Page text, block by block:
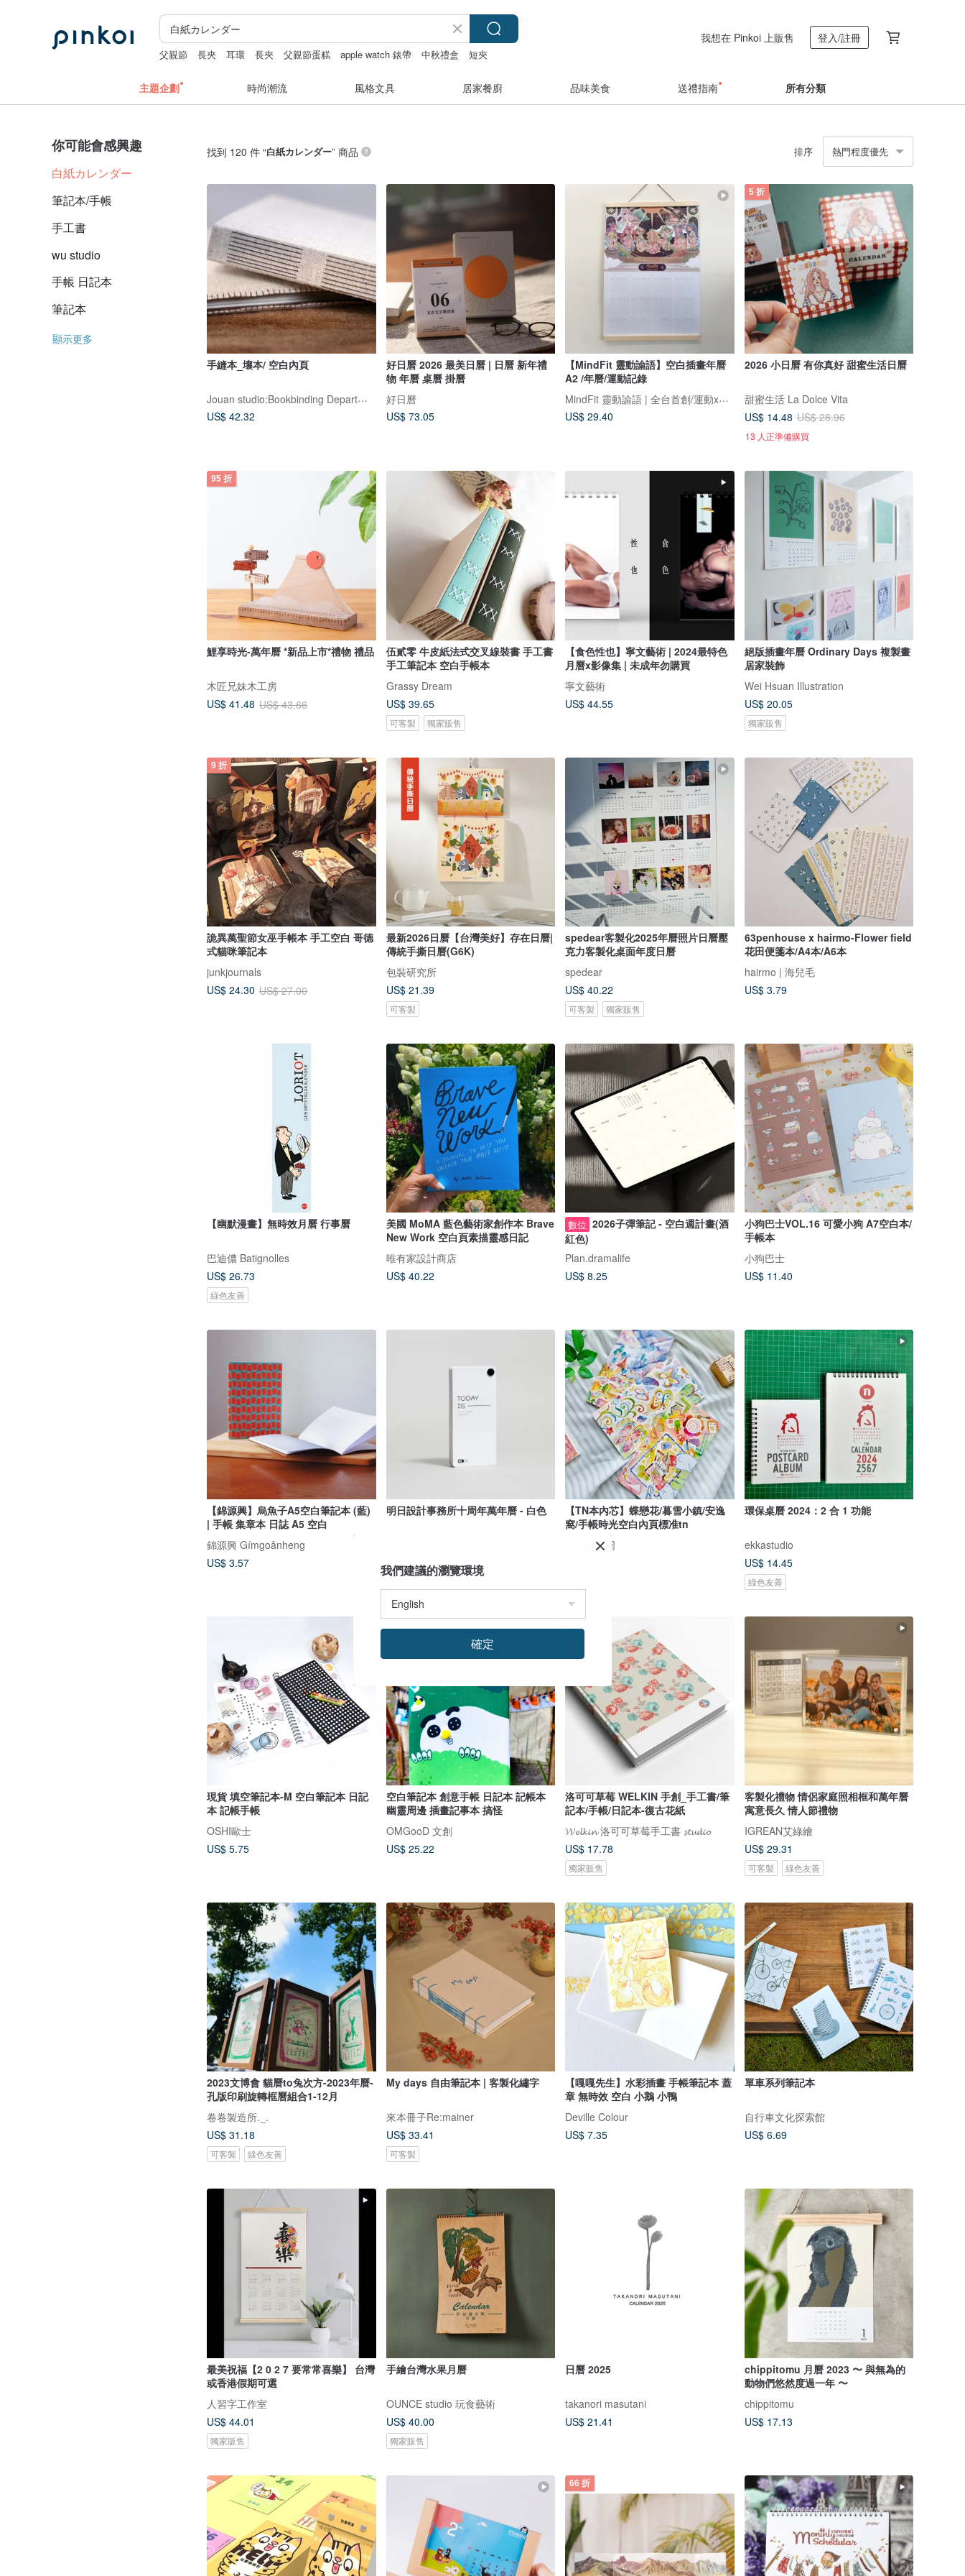
父親節 長夾 耳環 長夾 父親節蛋糕 apple watch 錶帶 中秋禮盒 短夾
我想在 Pinkoi 上販售 登入/註冊
主題企劃 時尚潮流 風格文具 居家餐廚 品味美食 送禮指南 所有分類
你可能會感興趣
白紙カレンダー
筆記本/手帳
手工書
wu studio
手帳 日記本
筆記本
顯示更多
找到 120 件 “白紙カレンダー” 商品 排序 熱門程度優先
手縫本_壤本/ 空白內頁
Jouan studio:Bookbinding Department
US$ 42.32
好日曆 2026 最美日曆 | 日曆 新年禮
物 年曆 桌曆 掛曆
好日曆
US$ 73.05
【MindFit 靈動諭語】空白插畫年曆
A2 /年曆/運動記錄
MindFit 靈動諭語 | 全台首創/運動x心靈/的神諭卡牌！
US$ 29.40
5 折
2026 小日曆 有你真好 甜蜜生活日曆
甜蜜生活 La Dolce Vita
US$ 14.48 US$ 28.96
13 人正準備購買
95 折
鯉享時光-萬年曆 *新品上市*禮物 禮品
木匠兄妹木工房
US$ 41.48 US$ 43.66
伍貳零 牛皮紙法式交叉線裝書 手工書
手工筆記本 空白手帳本
Grassy Dream
US$ 39.65
可客製 獨家販售
【食色性也】寧文藝術 | 2024最特色
月曆x影像集 | 未成年勿購買
寧文藝術
US$ 44.55
絕版插畫年曆 Ordinary Days 複製畫
居家裝飾
Wei Hsuan Illustration
US$ 20.05
獨家販售
9 折
詭異萬聖節女巫手帳本 手工空白 哥德
式貓咪筆記本
junkjournals
US$ 24.30 US$ 27.00
最新2026日曆【台灣美好】存在日曆|
傳統手撕日曆(G6K)
包裝研究所
US$ 21.39
可客製
spedear客製化2025年曆照片日曆壓
克力客製化桌面年度日曆
spedear
US$ 40.22
可客製 獨家販售
63penhouse x hairmo-Flower field
花田便箋本/A4本/A6本
hairmo | 海兒毛
US$ 3.79
【幽默漫畫】無時效月曆 行事曆
巴迪儂 Batignolles
US$ 26.73
綠色友善
美國 MoMA 藍色藝術家創作本 Brave
New Work 空白頁素描靈感日記
唯有家設計商店
US$ 40.22
數位 2026子彈筆記 - 空白週計畫(酒
紅色)
Plan.dramalife
US$ 8.25
小狗巴士VOL.16 可愛小狗 A7空白本/
手帳本
小狗巴士
US$ 11.40
【錦源興】烏魚子A5空白筆記本 (藍)
| 手帳 集章本 日誌 A5 空白
錦源興 Gímgoânheng
US$ 3.57
明日設計事務所十周年萬年曆 - 白色
US$ 19.59
【TN本內芯】蝶戀花/暮雪小鎮/安逸
窩/手帳時光空白內頁標准tn
麻辣糯米周
環保桌曆 2024：2 合 1 功能
ekkastudio
US$ 14.45
綠色友善
現貨 填空筆記本-M 空白筆記本 日記
本 記帳手帳
OSHI歐士
US$ 5.75
空白筆記本 創意手帳 日記本 記帳本
幽靈周邊 插畫記事本 搞怪
OMGooD 文創
US$ 25.22
洛可可草莓 WELKIN 手創_手工書/筆
記本/手帳/日記本-復古花紙
𝓦𝓮𝓵𝓴𝓲𝓷 洛可可草莓手工書 𝓼𝓽𝓾𝓭𝓲𝓸
US$ 17.78
獨家販售
客製化禮物 情侶家庭照相框和萬年曆
寓意長久 情人節禮物
IGREAN艾綠繪
US$ 29.31
可客製 綠色友善
2023文博會 貓曆to兔次方-2023年曆-
孔版印刷旋轉框曆組合1-12月
卷卷製造所._.
US$ 31.18
可客製 綠色友善
My days 自由筆記本 | 客製化繡字
來本冊子Re:mainer
US$ 33.41
可客製
【嘎嘎先生】水彩插畫 手帳筆記本 蓋
章 無時效 空白 小鵝 小鴨
Deville Colour
US$ 7.35
單車系列筆記本
自行車文化探索館
US$ 6.69
最美祝福【2 0 2 7 要常常喜樂】 台灣
或香港假期可選
人習字工作室
US$ 44.01
獨家販售
手繪台灣水果月曆
OUNCE studio 玩食藝術
US$ 40.00
獨家販售
日曆 2025
takanori masutani
US$ 21.41
chippitomu 月曆 2023 〜 與無為的
動物們悠然度過一年 〜
chippitomu
US$ 17.13
66 折
我們建議的瀏覽環境
確定